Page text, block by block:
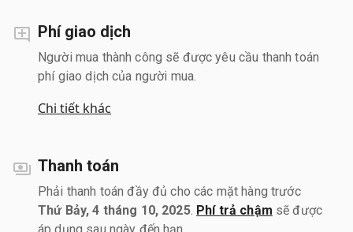
Phí giao dịch
Người mua thành công sẽ được yêu cầu thanh toán
phí giao dịch của người mua.
Chi tiết khác
Thanh toán
Phải thanh toán đầy đủ cho các mặt hàng trước
Thứ Bảy, 4 tháng 10, 2025. Phí trả chậm sẽ được